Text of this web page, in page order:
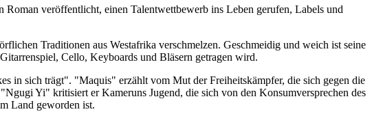
veröffentlicht, einen Talentwettbewerb ins Leben gerufen, Labels und
Traditionen aus Westafrika verschmelzen. Geschmeidig und weich ist seine
Cello, Keyboards und Bläsern getragen wird.
in sich trägt". "Maquis" erzählt vom Mut der Freiheitskämpfer, die sich gegen die
Yi" kritisiert er Kameruns Jugend, die sich von den Konsumversprechen des
Land geworden ist.